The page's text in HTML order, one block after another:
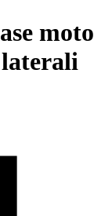
moto
laterali